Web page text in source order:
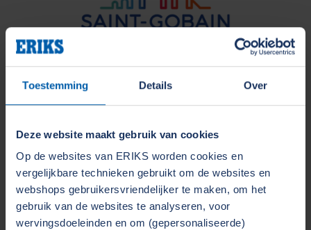
Toestemming Details Over
Deze website maakt gebruik van cookies
Op de websites van ERIKS worden cookies en
vergelijkbare technieken gebruikt om de websites en
webshops gebruikersvriendelijker te maken, om het
gebruik van de websites te analyseren, voor
wervingsdoeleinden en om (gepersonaliseerde)